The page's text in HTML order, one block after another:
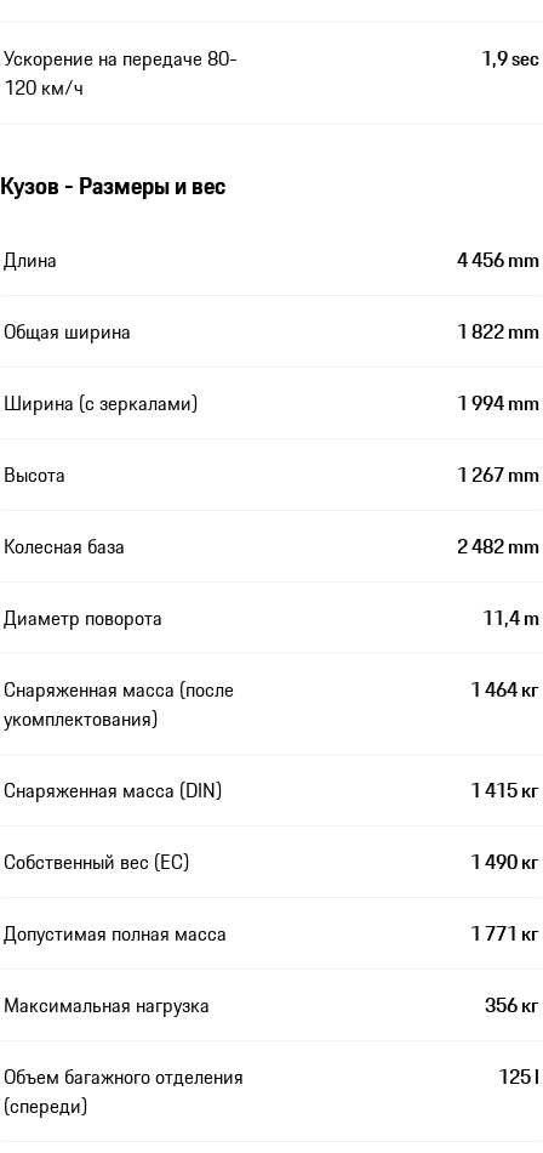
Ускорение на передаче 80-
120 км/ч
1,9 sec
Кузов - Размеры и вес
Длина 4 456 mm
Общая ширина 1 822 mm
Ширина (с зеркалами) 1 994 mm
Высота 1 267 mm
Колесная база 2 482 mm
Диаметр поворота 11,4 m
Снаряженная масса (после
укомплектования)
1 464 кг
Снаряженная масса (DIN) 1 415 кг
Собственный вес (EC) 1 490 кг
Допустимая полная масса 1 771 кг
Максимальная нагрузка 356 кг
Объем багажного отделения
(спереди)
125 l